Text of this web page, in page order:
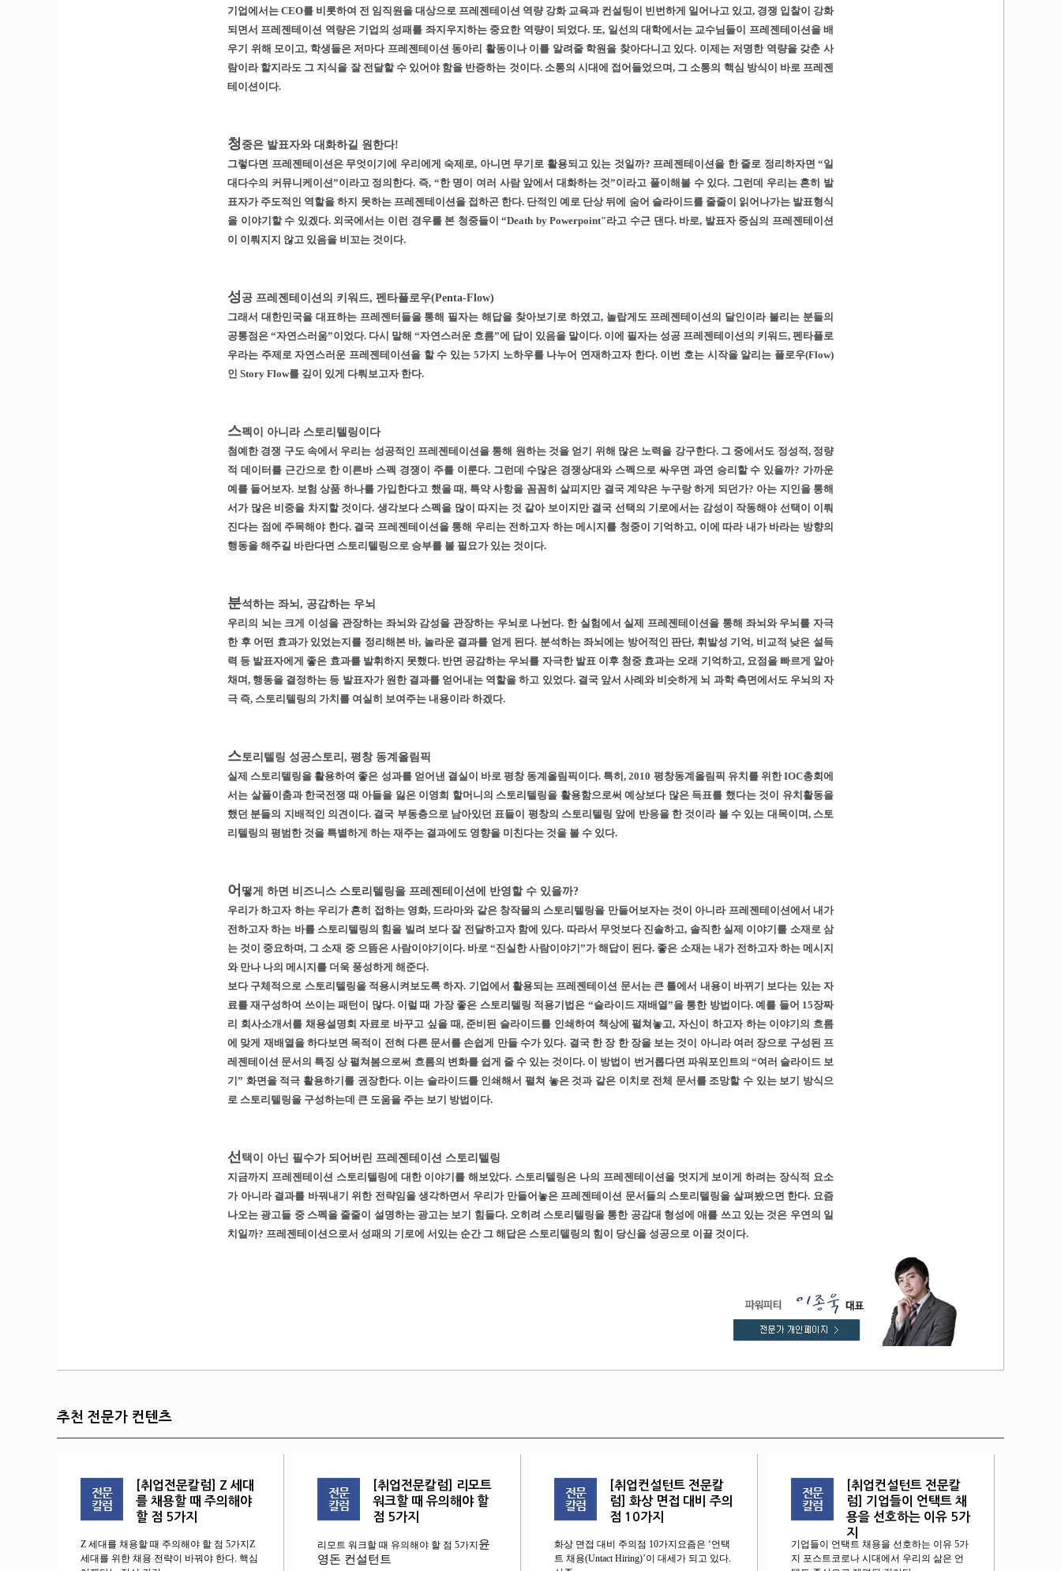
기업에서는 CEO를 비롯하여 전 임직원을 대상으로 프레젠테이션 역량 강화 교육과 컨설팅이 빈번하게 일어나고 있고, 경쟁 입찰이 강화
되면서 프레젠테이션 역량은 기업의 성패를 좌지우지하는 중요한 역량이 되었다. 또, 일선의 대학에서는 교수님들이 프레젠테이션을 배
우기 위해 모이고, 학생들은 저마다 프레젠테이션 동아리 활동이나 이를 알려줄 학원을 찾아다니고 있다. 이제는 저명한 역량을 갖춘 사
람이라 할지라도 그 지식을 잘 전달할 수 있어야 함을 반증하는 것이다. 소통의 시대에 접어들었으며, 그 소통의 핵심 방식이 바로 프레젠
테이션이다.
청 중은 발표자와 대화하길 원한다!
그렇다면 프레젠테이션은 무엇이기에 우리에게 숙제로, 아니면 무기로 활용되고 있는 것일까? 프레젠테이션을 한 줄로 정리하자면 “일
대다수의 커뮤니케이션”이라고 정의한다. 즉, “한 명이 여러 사람 앞에서 대화하는 것”이라고 풀이해볼 수 있다. 그런데 우리는 흔히 발
표자가 주도적인 역할을 하지 못하는 프레젠테이션을 접하곤 한다. 단적인 예로 단상 뒤에 숨어 슬라이드를 줄줄이 읽어나가는 발표형식
을 이야기할 수 있겠다. 외국에서는 이런 경우를 본 청중들이 “Death by Powerpoint"라고 수근 댄다. 바로, 발표자 중심의 프레젠테이션
이 이뤄지지 않고 있음을 비꼬는 것이다.
성 공 프레젠테이션의 키워드, 펜타플로우(Penta-Flow)
그래서 대한민국을 대표하는 프레젠터들을 통해 필자는 해답을 찾아보기로 하였고, 놀랍게도 프레젠테이션의 달인이라 불리는 분들의
공통점은 “자연스러움”이었다. 다시 말해 “자연스러운 흐름”에 답이 있음을 말이다. 이에 필자는 성공 프레젠테이션의 키워드, 펜타플로
우라는 주제로 자연스러운 프레젠테이션을 할 수 있는 5가지 노하우를 나누어 연재하고자 한다. 이번 호는 시작을 알리는 플로우(Flow)
인 Story Flow를 깊이 있게 다뤄보고자 한다.
스펙이 아니라 스토리텔링이다
첨예한 경쟁 구도 속에서 우리는 성공적인 프레젠테이션을 통해 원하는 것을 얻기 위해 많은 노력을 강구한다. 그 중에서도 정성적, 정량
적 데이터를 근간으로 한 이른바 스펙 경쟁이 주를 이룬다. 그런데 수많은 경쟁상대와 스펙으로 싸우면 과연 승리할 수 있을까? 가까운
예를 들어보자. 보험 상품 하나를 가입한다고 했을 때, 특약 사항을 꼼꼼히 살피지만 결국 계약은 누구랑 하게 되던가? 아는 지인을 통해
서가 많은 비중을 차지할 것이다. 생각보다 스펙을 많이 따지는 것 같아 보이지만 결국 선택의 기로에서는 감성이 작동해야 선택이 이뤄
진다는 점에 주목해야 한다. 결국 프레젠테이션을 통해 우리는 전하고자 하는 메시지를 청중이 기억하고, 이에 따라 내가 바라는 방향의
행동을 해주길 바란다면 스토리텔링으로 승부를 볼 필요가 있는 것이다.
분석하는 좌뇌, 공감하는 우뇌
우리의 뇌는 크게 이성을 관장하는 좌뇌와 감성을 관장하는 우뇌로 나뉜다. 한 실험에서 실제 프레젠테이션을 통해 좌뇌와 우뇌를 자극
한 후 어떤 효과가 있었는지를 정리해본 바, 놀라운 결과를 얻게 된다. 분석하는 좌뇌에는 방어적인 판단, 휘발성 기억, 비교적 낮은 설득
력 등 발표자에게 좋은 효과를 발휘하지 못했다. 반면 공감하는 우뇌를 자극한 발표 이후 청중 효과는 오래 기억하고, 요점을 빠르게 알아
채며, 행동을 결정하는 등 발표자가 원한 결과를 얻어내는 역할을 하고 있었다. 결국 앞서 사례와 비슷하게 뇌 과학 측면에서도 우뇌의 자
극 즉, 스토리텔링의 가치를 여실히 보여주는 내용이라 하겠다.
스토리텔링 성공스토리, 평창 동계올림픽
실제 스토리텔링을 활용하여 좋은 성과를 얻어낸 결실이 바로 평창 동계올림픽이다. 특히, 2010 평창동계올림픽 유치를 위한 IOC총회에
서는 살풀이춤과 한국전쟁 때 아들을 잃은 이영희 할머니의 스토리텔링을 활용함으로써 예상보다 많은 득표를 했다는 것이 유치활동을
했던 분들의 지배적인 의견이다. 결국 부동층으로 남아있던 표들이 평창의 스토리텔링 앞에 반응을 한 것이라 볼 수 있는 대목이며, 스토
리텔링의 평범한 것을 특별하게 하는 재주는 결과에도 영향을 미친다는 것을 볼 수 있다.
어 떻게 하면 비즈니스 스토리텔링을 프레젠테이션에 반영할 수 있을까?
우리가 하고자 하는 우리가 흔히 접하는 영화, 드라마와 같은 창작물의 스토리텔링을 만들어보자는 것이 아니라 프레젠테이션에서 내가
전하고자 하는 바를 스토리텔링의 힘을 빌려 보다 잘 전달하고자 함에 있다. 따라서 무엇보다 진솔하고, 솔직한 실제 이야기를 소재로 삼
는 것이 중요하며, 그 소재 중 으뜸은 사람이야기이다. 바로 “진실한 사람이야기”가 해답이 된다. 좋은 소재는 내가 전하고자 하는 메시지
와 만나 나의 메시지를 더욱 풍성하게 해준다.
보다 구체적으로 스토리텔링을 적용시켜보도록 하자. 기업에서 활용되는 프레젠테이션 문서는 큰 틀에서 내용이 바뀌기 보다는 있는 자
료를 재구성하여 쓰이는 패턴이 많다. 이럴 때 가장 좋은 스토리텔링 적용기법은 “슬라이드 재배열”을 통한 방법이다. 예를 들어 15장짜
리 회사소개서를 채용설명회 자료로 바꾸고 싶을 때, 준비된 슬라이드를 인쇄하여 책상에 펼쳐놓고, 자신이 하고자 하는 이야기의 흐름
에 맞게 재배열을 하다보면 목적이 전혀 다른 문서를 손쉽게 만들 수가 있다. 결국 한 장 한 장을 보는 것이 아니라 여러 장으로 구성된 프
레젠테이션 문서의 특징 상 펼쳐봄으로써 흐름의 변화를 쉽게 줄 수 있는 것이다. 이 방법이 번거롭다면 파워포인트의 “여러 슬라이드 보
기” 화면을 적극 활용하기를 권장한다. 이는 슬라이드를 인쇄해서 펼쳐 놓은 것과 같은 이치로 전체 문서를 조망할 수 있는 보기 방식으
로 스토리텔링을 구성하는데 큰 도움을 주는 보기 방법이다.
선 택이 아닌 필수가 되어버린 프레젠테이션 스토리텔링
지금까지 프레젠테이션 스토리텔링에 대한 이야기를 해보았다. 스토리텔링은 나의 프레젠테이션을 멋지게 보이게 하려는 장식적 요소
가 아니라 결과를 바꿔내기 위한 전략임을 생각하면서 우리가 만들어놓은 프레젠테이션 문서들의 스토리텔링을 살펴봤으면 한다. 요즘
나오는 광고들 중 스펙을 줄줄이 설명하는 광고는 보기 힘들다. 오히려 스토리텔링을 통한 공감대 형성에 애를 쓰고 있는 것은 우연의 일
치일까? 프레젠테이션으로서 성패의 기로에 서있는 순간 그 해답은 스토리텔링의 힘이 당신을 성공으로 이끌 것이다.
추천 전문가 컨텐츠
[취업전문칼럼] Z 세대
를 채용할 때 주의해야
할 점 5가지
Z 세대를 채용할 때 주의해야 할 점 5가지Z
세대를 위한 채용 전략이 바꿔야 한다. 핵심
[취업전문칼럼] 리모트
워크할 때 유의해야 할
점 5가지
리모트 워크할 때 유의해야 할 점 5가지 윤
영돈 컨설턴트
[취업컨설턴트 전문칼
럼] 화상 면접 대비 주의
점 10가지
화상 면접 대비 주의점 10가지요즘은 ‘언택
트 채용(Untact Hiring)’이 대세가 되고 있다.
[취업컨설턴트 전문칼
럼] 기업들이 언택트 채
용을 선호하는 이유 5가
지
기업들이 언택트 채용을 선호하는 이유 5가
지 포스트코로나 시대에서 우리의 삶은 언